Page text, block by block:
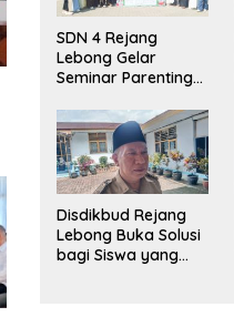
SDN 4 Rejang
Lebong Gelar
Seminar Parenting
Bullying,
Kadisdikbud: Patut
Jadi Contoh
Disdikbud Rejang
Lebong Buka Solusi
bagi Siswa yang